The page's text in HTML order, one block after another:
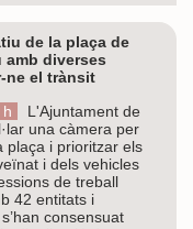
de la plaça de
diverses
ne el trànsit
L'Ajuntament de
una càmera per
plaça i prioritzar els
i dels vehicles
de treball
42 entitats i
consensuat